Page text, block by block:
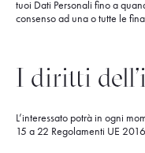
tuoi Dati Personali fino a
consenso ad una o tutte le
I diritti
L’interessato potrà in ogni
15 a 22 Regolamenti UE